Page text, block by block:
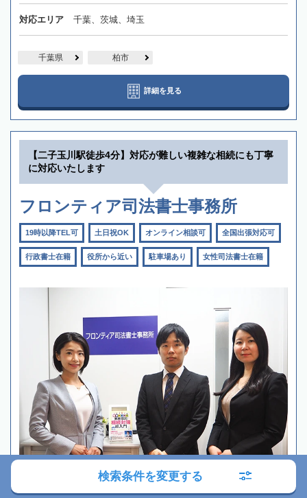
対応エリア 千葉、茨城、埼玉
千葉県 柏市
詳細を見る
【二子玉川駅徒歩4分】対応が難しい複雑な相続にも丁寧
に対応いたします
フロンティア司法書士事務所
19時以降TEL可 土日祝OK オンライン相談可 全国出張対応可
行政書士在籍 役所から近い 駐車場あり 女性司法書士在籍
検索条件を変更する